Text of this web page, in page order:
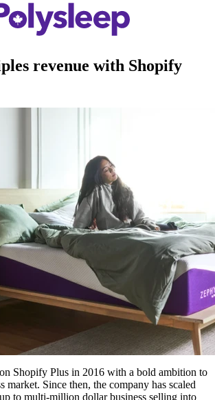
revenue with Shopify
Shopify Plus in 2016 with a bold ambition to
market. Since then, the company has scaled
to multi-million dollar business selling into